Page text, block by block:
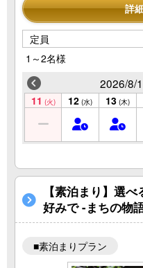
詳
定員
1～2名様
2026/8/
11 (火) 12 (水) 13 (木)
【素泊まり】選
好みで -まちの物
■素泊まりプラン